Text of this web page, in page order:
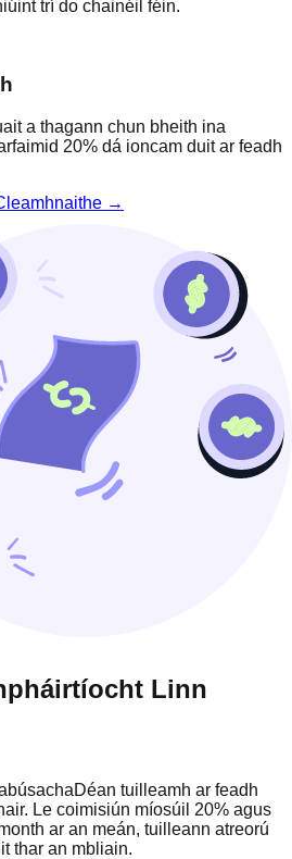
trí do chainéil féin.
a thagann chun bheith ina
20% dá ioncam duit ar feadh
→
Linn
Déan tuilleamh ar feadh
Le coimisiún míosúil 20% agus
ar an meán, tuilleann atreorú
thar an mbliain.